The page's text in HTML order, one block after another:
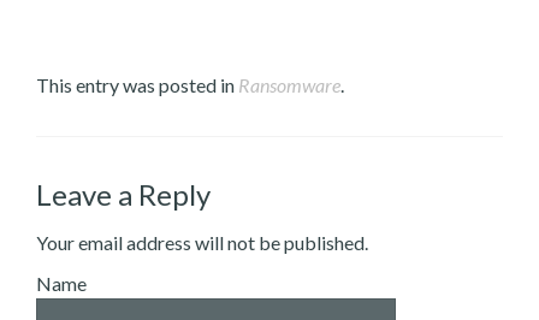
This entry was posted in Ransomware.
Leave a Reply
Your email address will not be published.
Name